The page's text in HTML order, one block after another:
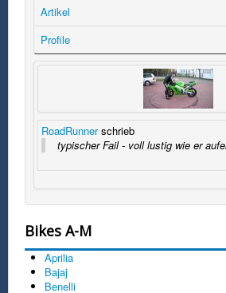
Artikel
Profile
RoadRunnerschrieb
typischer Fail - voll lustig wie er
Bikes A-M
Aprilia
Bajaj
Benelli